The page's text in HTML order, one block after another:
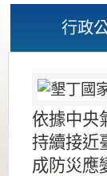
行政
依據中央
持續接近
成防災應